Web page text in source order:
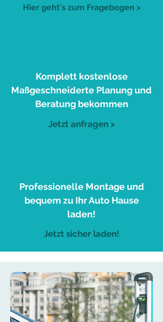
Hier geht's zum Fragebogen >
Komplett kostenlose
Maßgeschneiderte Planung und
Beratung bekommen
Jetzt anfragen >
Professionelle Montage und
bequem zu Ihr Auto Hause
laden!
Jetzt sicher laden!